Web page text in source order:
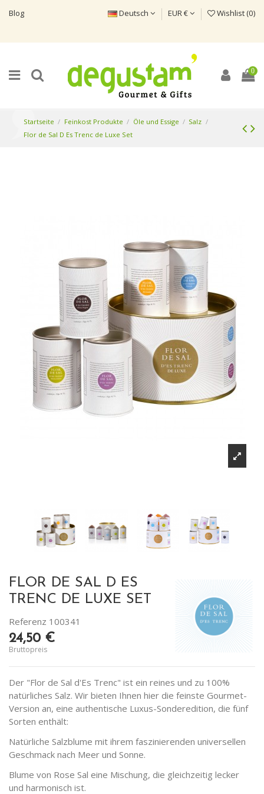
Blog Deutsch EUR € Wishlist (0)
0
Startseite Feinkost Produkte Öle und Essige
Salz
Flor de Sal D Es Trenc de Luxe Set
FLOR DE SAL D ES
TRENC DE LUXE SET
Referenz 100341
24,50 €
Bruttopreis
Der "Flor de Sal d'Es Trenc" ist ein reines und zu 100%
natürliches Salz. Wir bieten Ihnen hier die feinste Gourmet-
Version an, eine authentische Luxus-Sonderedition, die fünf
Sorten enthält:
Natürliche Salzblume mit ihrem faszinierenden universellen
Geschmack nach Meer und Sonne.
Blume von Rose Sal eine Mischung, die gleichzeitig lecker
und harmonisch ist.